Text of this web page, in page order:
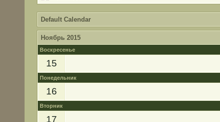
Default Calendar
Ноябрь 2015
Воскресенье
15
Понедельник
16
Вторник
17